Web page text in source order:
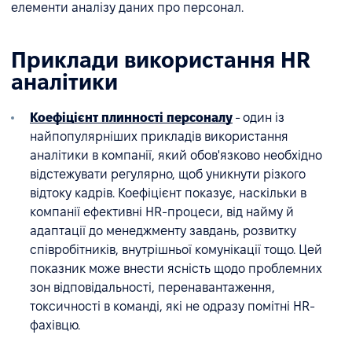
елементи аналізу даних про персонал.
Приклади використання HR
аналітики
Коефіцієнт плинності персоналу - один із
найпопулярніших прикладів використання
аналітики в компанії, який обов'язково необхідно
відстежувати регулярно, щоб уникнути різкого
відтоку кадрів. Коефіцієнт показує, наскільки в
компанії ефективні HR-процеси, від найму й
адаптації до менеджменту завдань, розвитку
співробітників, внутрішньої комунікації тощо. Цей
показник може внести ясність щодо проблемних
зон відповідальності, перенавантаження,
токсичності в команді, які не одразу помітні HR-
фахівцю.